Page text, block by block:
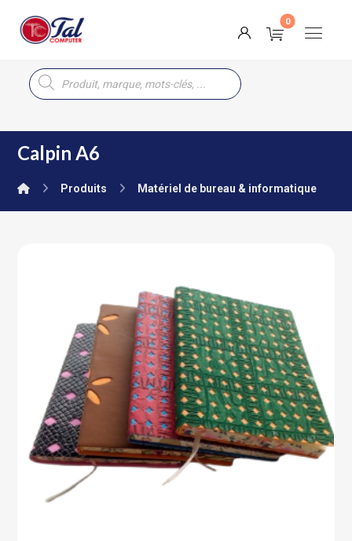
Calpin A6
Produits Matériel de bureau & informatique